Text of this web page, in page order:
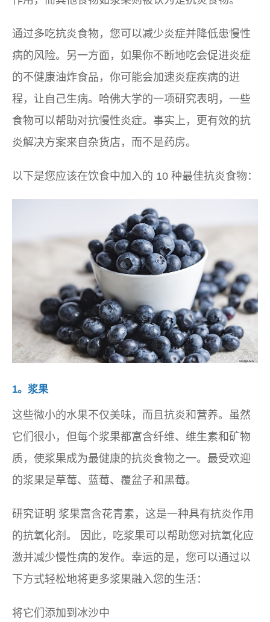
通过多吃抗炎食物，您可以减少炎症并降低患慢性
病的风险。另一方面，如果你不断地吃会促进炎症
的不健康油炸食品，你可能会加速炎症疾病的进
程，让自己生病。哈佛大学的一项研究表明，一些
食物可以帮助对抗慢性炎症。事实上，更有效的抗
炎解决方案来自杂货店，而不是药房。
以下是您应该在饮食中加入的 10 种最佳抗炎食物：
1。浆果
这些微小的水果不仅美味，而且抗炎和营养。虽然
它们很小，但每个浆果都富含纤维、维生素和矿物
质，使浆果成为最健康的抗炎食物之一。最受欢迎
的浆果是草莓、蓝莓、覆盆子和黑莓。
研究证明 浆果富含花青素，这是一种具有抗炎作用
的抗氧化剂。
因此，吃浆果可以帮助您对抗氧化应
激并减少慢性病的发作。幸运的是，您可以通过以
下方式轻松地将更多浆果融入您的生活：
将它们添加到冰沙中